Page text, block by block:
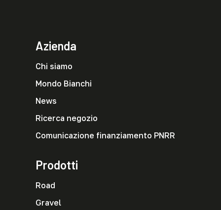
Azienda
Chi siamo
Mondo Bianchi
News
Ricerca negozio
Comunicazione finanziamento PNRR
Prodotti
Road
Gravel